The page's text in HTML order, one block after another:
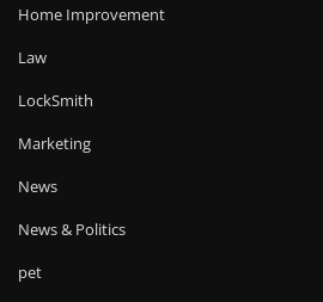
Home Improvement
Law
LockSmith
Marketing
News
News & Politics
pet